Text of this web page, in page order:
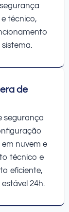
técnico,
de
segurança
nuvem e
técnico e
eficiente,
24h.